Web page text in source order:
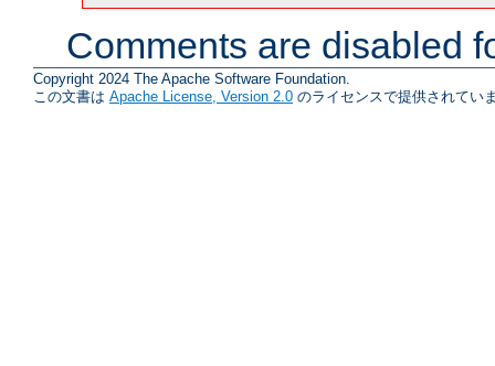
Comments are disabled
Copyright 2024 The Apache Software Foundation.
この文書は Apache License, Version 2.0 のライセンスで提供されてい